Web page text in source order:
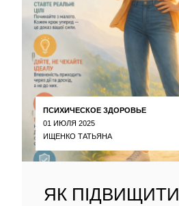
ПСИХИЧЕСКОЕ ЗДОРОВЬЕ
01 ИЮЛЯ 2025
ИЩЕНКО ТАТЬЯНА
ЯК ПІДВИЩИТИ